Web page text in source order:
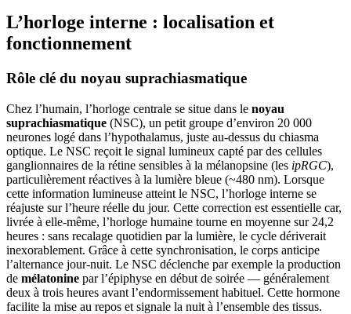
L’horloge interne : localisation et
fonctionnement
Rôle clé du noyau suprachiasmatique
Chez l’humain, l’horloge centrale se situe dans le noyau
suprachiasmatique (NSC), un petit groupe d’environ 20 000
neurones logé dans l’hypothalamus, juste au-dessus du chiasma
optique. Le NSC reçoit le signal lumineux capté par des cellules
ganglionnaires de la rétine sensibles à la mélanopsine (les ipRGC),
particulièrement réactives à la lumière bleue (~480 nm). Lorsque
cette information lumineuse atteint le NSC, l’horloge interne se
réajuste sur l’heure réelle du jour. Cette correction est essentielle car,
livrée à elle-même, l’horloge humaine tourne en moyenne sur 24,2
heures : sans recalage quotidien par la lumière, le cycle dériverait
inexorablement. Grâce à cette synchronisation, le corps anticipe
l’alternance jour-nuit. Le NSC déclenche par exemple la production
de mélatonine par l’épiphyse en début de soirée — généralement
deux à trois heures avant l’endormissement habituel. Cette hormone
facilite la mise au repos et signale la nuit à l’ensemble des tissus.